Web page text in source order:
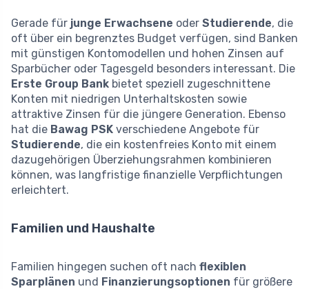
Gerade für junge Erwachsene oder Studierende, die
oft über ein begrenztes Budget verfügen, sind Banken
mit günstigen Kontomodellen und hohen Zinsen auf
Sparbücher oder Tagesgeld besonders interessant. Die
Erste Group Bank bietet speziell zugeschnittene
Konten mit niedrigen Unterhaltskosten sowie
attraktive Zinsen für die jüngere Generation. Ebenso
hat die Bawag PSK verschiedene Angebote für
Studierende, die ein kostenfreies Konto mit einem
dazugehörigen Überziehungsrahmen kombinieren
können, was langfristige finanzielle Verpflichtungen
erleichtert.
Familien und Haushalte
Familien hingegen suchen oft nach flexiblen
Sparplänen und Finanzierungsoptionen für größere